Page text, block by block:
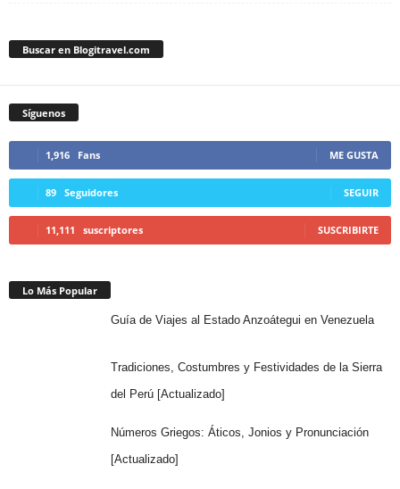
Buscar en Blogitravel.com
Síguenos
1,916 Fans ME GUSTA
89 Seguidores SEGUIR
11,111 suscriptores SUSCRIBIRTE
Lo Más Popular
Guía de Viajes al Estado Anzoátegui en Venezuela
Tradiciones, Costumbres y Festividades de la Sierra
del Perú [Actualizado]
Números Griegos: Áticos, Jonios y Pronunciación
[Actualizado]